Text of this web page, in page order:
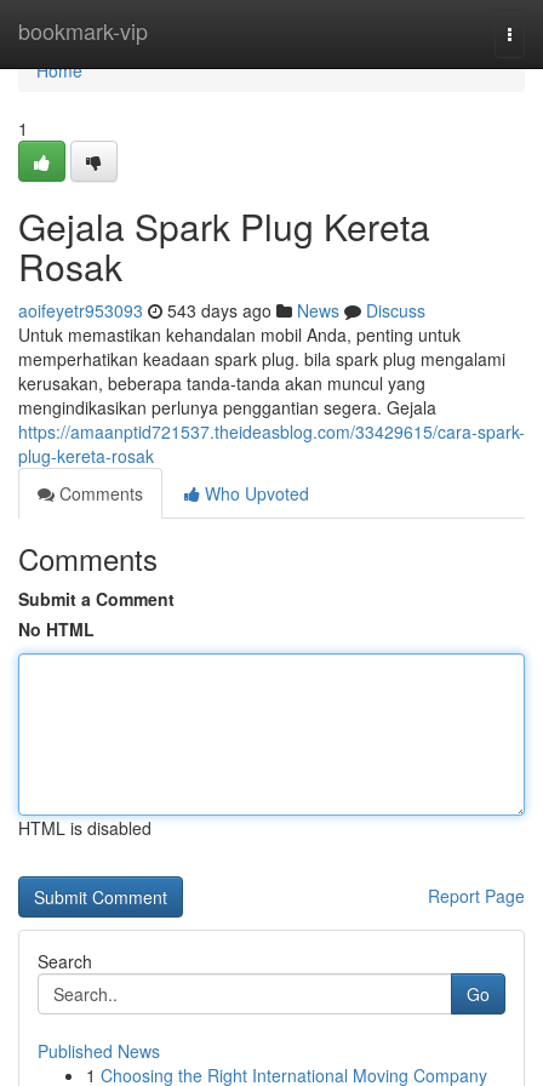
bookmark-vip
Home
Home
1
Gejala Spark Plug Kereta
Rosak
aoifeyetr953093 543 days ago News
Discuss
Untuk memastikan kehandalan mobil Anda, penting untuk
memperhatikan keadaan spark plug. bila spark plug mengalami
kerusakan, beberapa tanda-tanda akan muncul yang
mengindikasikan perlunya penggantian segera. Gejala
https://amaanptid721537.theideasblog.com/33429615/cara-spark-
plug-kereta-rosak
Comments
Who Upvoted
Comments
Submit a Comment
No HTML
HTML is disabled
Report Page
Search
Go
Published News
1 Choosing the Right International Moving Company